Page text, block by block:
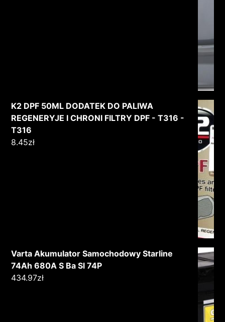
K2 DPF 50ML DODATEK DO PALIWA
REGENERYJE I CHRONI FILTRY DPF - T316 -
T316
8.45zł
Varta Akumulator Samochodowy Starline
74Ah 680A S Ba Sl 74P
434.97zł